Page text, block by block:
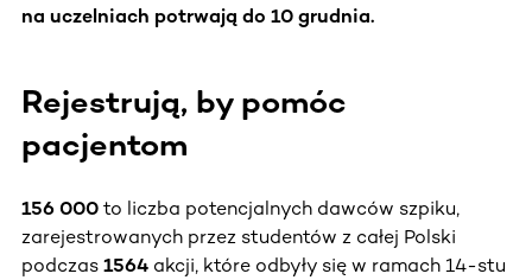
na uczelniach potrwają do 10 grudnia.
Rejestrują, by pomóc
pacjentom
156 000 to liczba potencjalnych dawców szpiku,
zarejestrowanych przez studentów z całej Polski
podczas 1564 akcji, które odbyły się w ramach 14-stu